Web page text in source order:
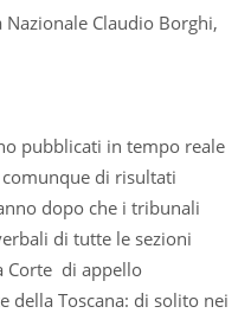
Nazionale Claudio Borghi,
pubblicati in tempo reale
di risultati
dopo che i tribunali
di tutte le sezioni
Corte di appello
della Toscana: di solito nei